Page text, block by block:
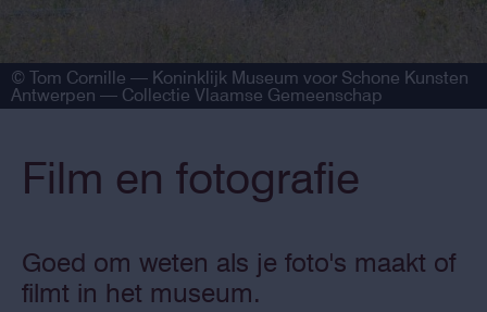
© Tom Cornille — Koninklijk Museum voor Schone Kunsten
Antwerpen — Collectie Vlaamse Gemeenschap
Film en fotografie
Goed om weten als je foto's maakt of
filmt in het museum.